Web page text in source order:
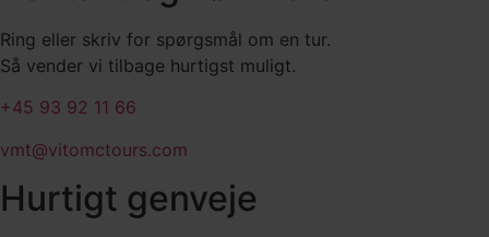
Ring eller skriv for spørgsmål om en tur.
Så vender vi tilbage hurtigst muligt.
+45 93 92 11 66
vmt@vitomctours.com
Hurtigt genveje